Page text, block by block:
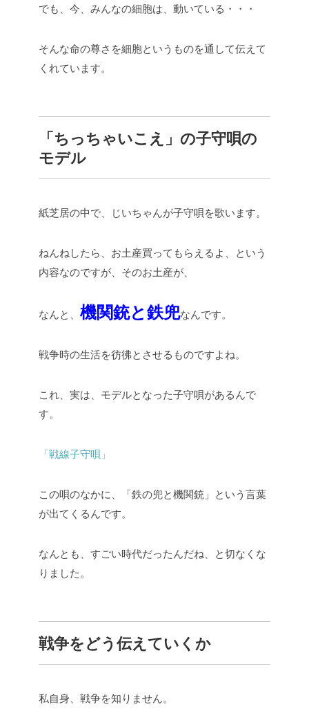
でも、今、みんなの細胞は、動いている・・・
そんな命の尊さを細胞というものを通して伝えて
くれています。
「ちっちゃいこえ」の子守唄の
モデル
紙芝居の中で、じいちゃんが子守唄を歌います。
ねんねしたら、お土産買ってもらえるよ、という
内容なのですが、そのお土産が、
なんと、 機関銃と鉄兜なんです。
戦争時の生活を彷彿とさせるものですよね。
これ、実は、モデルとなった子守唄があるんで
す。
「戦線子守唄」
この唄のなかに、「鉄の兜と機関銃」という言葉
が出てくるんです。
なんとも、すごい時代だったんだね、と切なくな
りました。
戦争をどう伝えていくか
私自身、戦争を知りません。